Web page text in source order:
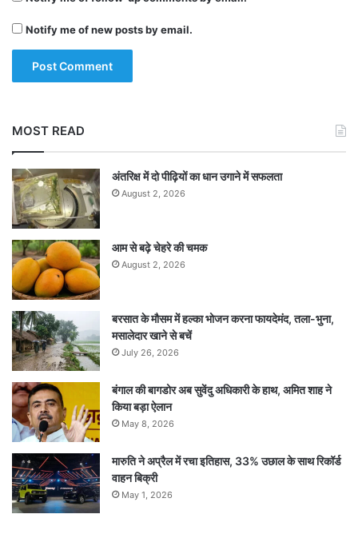
रहेगा।
क्या रंग पहनना है : हल्की लाल, गुलाबी, सफेद, चमकीली
अधिकांश कार्यों में सफलता दिलाएगी। नींबू ज्यासा रंग से घर
को पेंट करना बेहतर है। — शिवशंकर भारती
Tags Horoscope
Notify me of new posts by email.
MOST READ
अंतरिक्ष में दो पीढ़ियों का धान उगाने में सफलता
August 2, 2026
आम से बढ़े चेहरे की चमक
August 2, 2026
बरसात के मौसम में हल्का भोजन करना फायदेमंद, तला-भुना,
मसालेदार खाने से बचें
July 26, 2026
बंगाल की बागडोर अब सुवेंदु अधिकारी के हाथ, अमित शाह ने
किया बड़ा ऐलान
May 8, 2026
मारुति ने अप्रैल में रचा इतिहास, 33% उछाल के साथ रिकॉर्ड
वाहन बिक्री
May 1, 2026